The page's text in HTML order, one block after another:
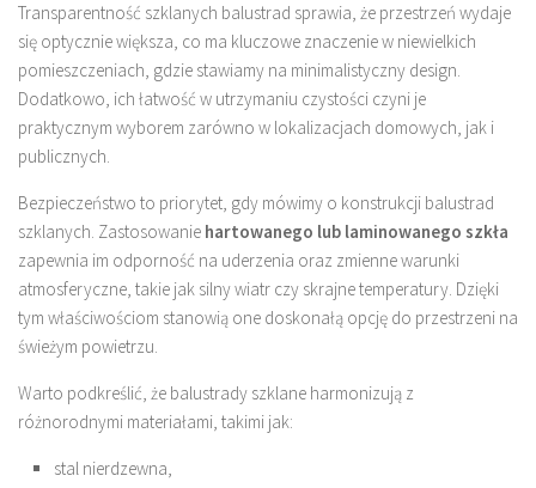
Transparentność szklanych balustrad sprawia, że przestrzeń wydaje
się optycznie większa, co ma kluczowe znaczenie w niewielkich
pomieszczeniach, gdzie stawiamy na minimalistyczny design.
Dodatkowo, ich łatwość w utrzymaniu czystości czyni je
praktycznym wyborem zarówno w lokalizacjach domowych, jak i
publicznych.
Bezpieczeństwo to priorytet, gdy mówimy o konstrukcji balustrad
szklanych. Zastosowanie hartowanego lub laminowanego szkła
zapewnia im odporność na uderzenia oraz zmienne warunki
atmosferyczne, takie jak silny wiatr czy skrajne temperatury. Dzięki
tym właściwościom stanowią one doskonałą opcję do przestrzeni na
świeżym powietrzu.
Warto podkreślić, że balustrady szklane harmonizują z
różnorodnymi materiałami, takimi jak:
stal nierdzewna,